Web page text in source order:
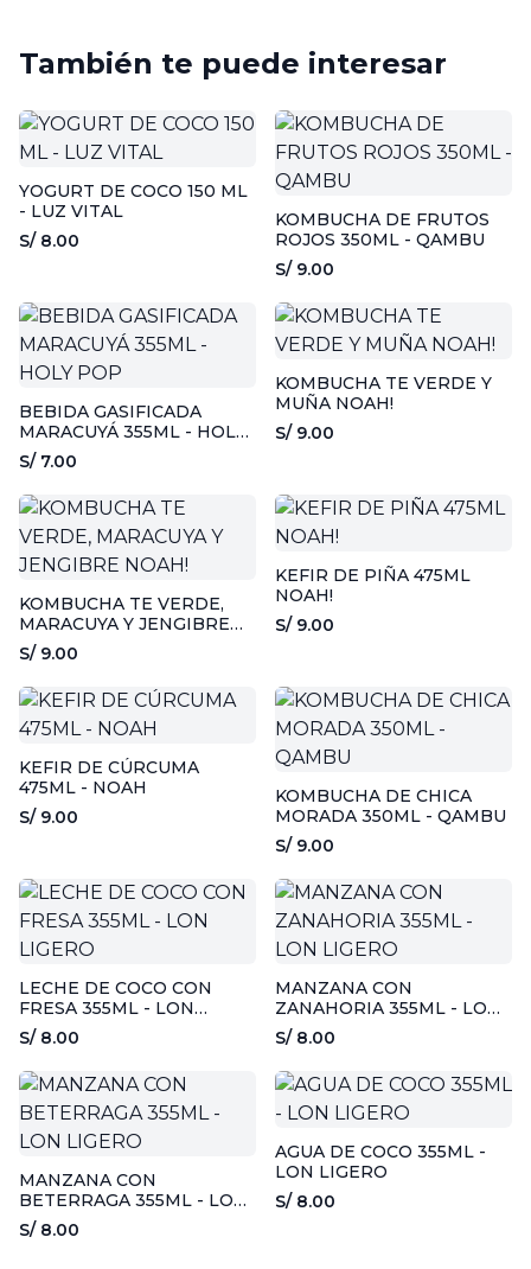
También te puede interesar
YOGURT DE COCO 150 ML
- LUZ VITAL
S/ 8.00
KOMBUCHA DE FRUTOS
ROJOS 350ML - QAMBU
S/ 9.00
BEBIDA GASIFICADA
MARACUYÁ 355ML - HOLY
POP
S/ 7.00
KOMBUCHA TE VERDE Y
MUÑA NOAH!
S/ 9.00
KOMBUCHA TE VERDE,
MARACUYA Y JENGIBRE
NOAH!
S/ 9.00
KEFIR DE PIÑA 475ML
NOAH!
S/ 9.00
KEFIR DE CÚRCUMA
475ML - NOAH
S/ 9.00
KOMBUCHA DE CHICA
MORADA 350ML - QAMBU
S/ 9.00
LECHE DE COCO CON
FRESA 355ML - LON
LIGERO
S/ 8.00
MANZANA CON
ZANAHORIA 355ML - LON
LIGERO
S/ 8.00
MANZANA CON
BETERRAGA 355ML - LON
LIGERO
S/ 8.00
AGUA DE COCO 355ML -
LON LIGERO
S/ 8.00